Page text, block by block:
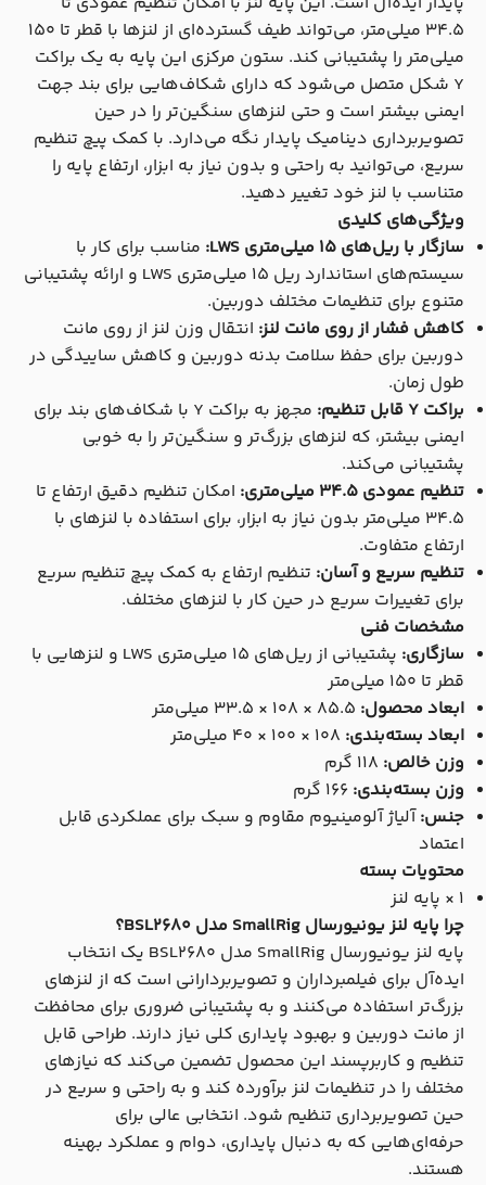
34.5 میلی‌متر، می‌تواند طیف گسترده‌ای از لنزها با قطر تا 150
میلی‌متر را پشتیبانی کند. ستون مرکزی این پایه به یک براکت
Y شکل متصل می‌شود که دارای شکاف‌هایی برای بند جهت
ایمنی بیشتر است و حتی لنزهای سنگین‌تر را در حین
تصویربرداری دینامیک پایدار نگه می‌دارد. با کمک پیچ تنظیم
سریع، می‌توانید به راحتی و بدون نیاز به ابزار، ارتفاع پایه را
متناسب با لنز خود تغییر دهید.
ویژگی‌های کلیدی
سازگار با ریل‌های 15 میلی‌متری LWS:
مناسب برای کار با
سیستم‌های استاندارد ریل 15 میلی‌متری LWS و ارائه پشتیبانی
متنوع برای تنظیمات مختلف دوربین.
کاهش فشار از روی مانت لنز: انتقال وزن لنز از روی مانت
دوربین برای حفظ سلامت بدنه دوربین و کاهش ساییدگی در
طول زمان.
براکت Y قابل تنظیم:
مجهز به براکت Y با شکاف‌های بند برای
ایمنی بیشتر، که لنزهای بزرگ‌تر و سنگین‌تر را به خوبی
پشتیبانی می‌کند.
تنظیم عمودی 34.5 میلی‌متری:
امکان تنظیم دقیق ارتفاع تا
34.5 میلی‌متر بدون نیاز به ابزار، برای استفاده با لنزهای با
ارتفاع متفاوت.
تنظیم سریع و آسان: تنظیم ارتفاع به کمک پیچ تنظیم سریع
برای تغییرات سریع در حین کار با لنزهای مختلف.
مشخصات فنی
سازگاری:
پشتیبانی از ریل‌های 15 میلی‌متری LWS و لنزهایی با
قطر تا 150 میلی‌متر
ابعاد محصول:
ابعاد بسته‌بندی:
وزن خالص:
وزن بسته‌بندی:
جنس:آلیاژ آلومینیوم مقاوم و سبک برای عملکردی قابل
اعتماد
محتویات بسته
1 × پایه لنز
چرا پایه لنز یونیورسال SmallRig مدل BSL2680؟
پایه لنز یونیورسال SmallRig مدل BSL2680 یک انتخاب
ایده‌آل برای فیلمبرداران و تصویربردارانی است که از لنزهای
بزرگ‌تر استفاده می‌کنند و به پشتیبانی ضروری برای محافظت
از مانت دوربین و بهبود پایداری کلی نیاز دارند. طراحی قابل
تنظیم و کاربرپسند این محصول تضمین می‌کند که نیازهای
مختلف را در تنظیمات لنز برآورده کند و به راحتی و سریع در
حین تصویربرداری تنظیم شود. انتخابی عالی برای
حرفه‌ای‌هایی که به دنبال پایداری، دوام و عملکرد بهینه
هستند.